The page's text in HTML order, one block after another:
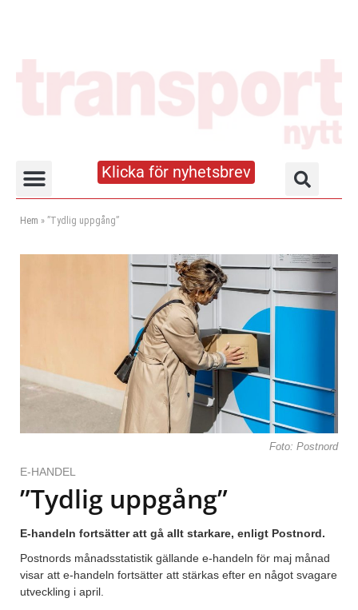
Klicka för nyhetsbrev
Hem » ”Tydlig uppgång”
Foto: Postnord
E-HANDEL
”Tydlig uppgång”
E‑handeln fortsätter att gå allt starkare, enligt Postnord.
Postnords månadsstatistik gällande e-handeln för maj månad
visar att e‑handeln fortsätter att stärkas efter en något svagare
utveckling i april.